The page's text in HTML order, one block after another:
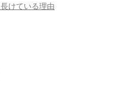
けている理由